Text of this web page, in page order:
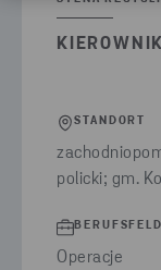
STANDORT
policki; gm.
BERUFSFELD
Operacje